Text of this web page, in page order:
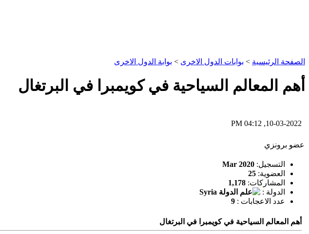
الصفحة الرئيسية > بوابات الدول الاخرى > بوابة الدول الاخرى
أهم المعالم السياحية في كويمبرا في البرتغال
10-03-2022, 04:12 PM
عضو برونزي
التسجيل: Mar 2020
العضوية: 25
المشاركات: 1,178
الدولة :
عدد الاعجابات : 9
أهم المعالم السياحية في كويمبرا في البرتغال